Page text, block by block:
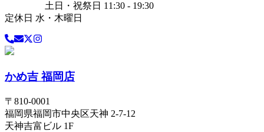
土日・祝祭日 11:30 - 19:30
定休日 水・木曜日
かめ吉 福岡店
〒 810-0001
福岡県福岡市中央区天神 2-7-12
天神吉富ビル 1F